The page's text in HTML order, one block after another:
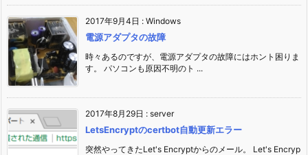
2017年9月4日 : Windows
電源アダプタの故障
時々あるのですが、電源アダプタの故障にはホント困りま
す。 パソコンも原因不明のト ...
2017年8月29日 : server
LetsEncryptのcertbot自動更新エラー
突然やってきたLet's Encryptからのメール。 Let's Encryp